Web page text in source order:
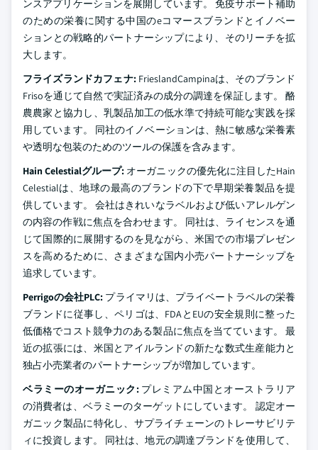
ンスアプリケーションを展開しています。 免疫サポート補助
のための栄養に関する中国のeコマースブランドとイノベー
ションとの戦略的パートナーシップにより、そのリーチを拡
大します。
フライズランドカフェナ:FrieslandCampinaは、そのブランド
Frisoを通じて自然で実証済みの成分の調達を保証します。 酪
農農家と協力し、乳製品加工の低水準で持続可能な実践を採
用しています。 同社のイノベーションは、熱に敏感な栄養素
や透明な包装のためのツールの保護を含みます。
Hain Celestialグループ: オーガニックの優先化に注目したHain
Celestialは、地球の最高のブランドの下で早期栄養製品を提
供しています。 会社はきれいなラベルおよび低いアレルゲン
の内容の作戦に焦点を合わせます。 同社は、ライセンスを通
じて国際的に展開するのを見ながら、米国での市場プレゼン
スを高めるために、さまざまな国内小売パートナーシップを
追求しています。
Perrigoの会社PLC: プライマリは、プライベートラベルの栄養
ブランドに従事し、ペリゴは、FDAとEUの安全規則に整った
低価格でコスト競争力のある製品に焦点を当てています。 最
近の拡張には、米国とアイルランドの新たな数式生産能力と
独占小売業者のパートナーシップが増加しています。
ベラミーのオーガニック:プレミアム中国とオーストラリア
の消費者は、ベラミーのターゲットにしています。 認定オー
ガニック製品に特化し、サプライチェーンのトレーサビリテ
ィに投資します。 同社は、地元の調達ブランドを使用して、